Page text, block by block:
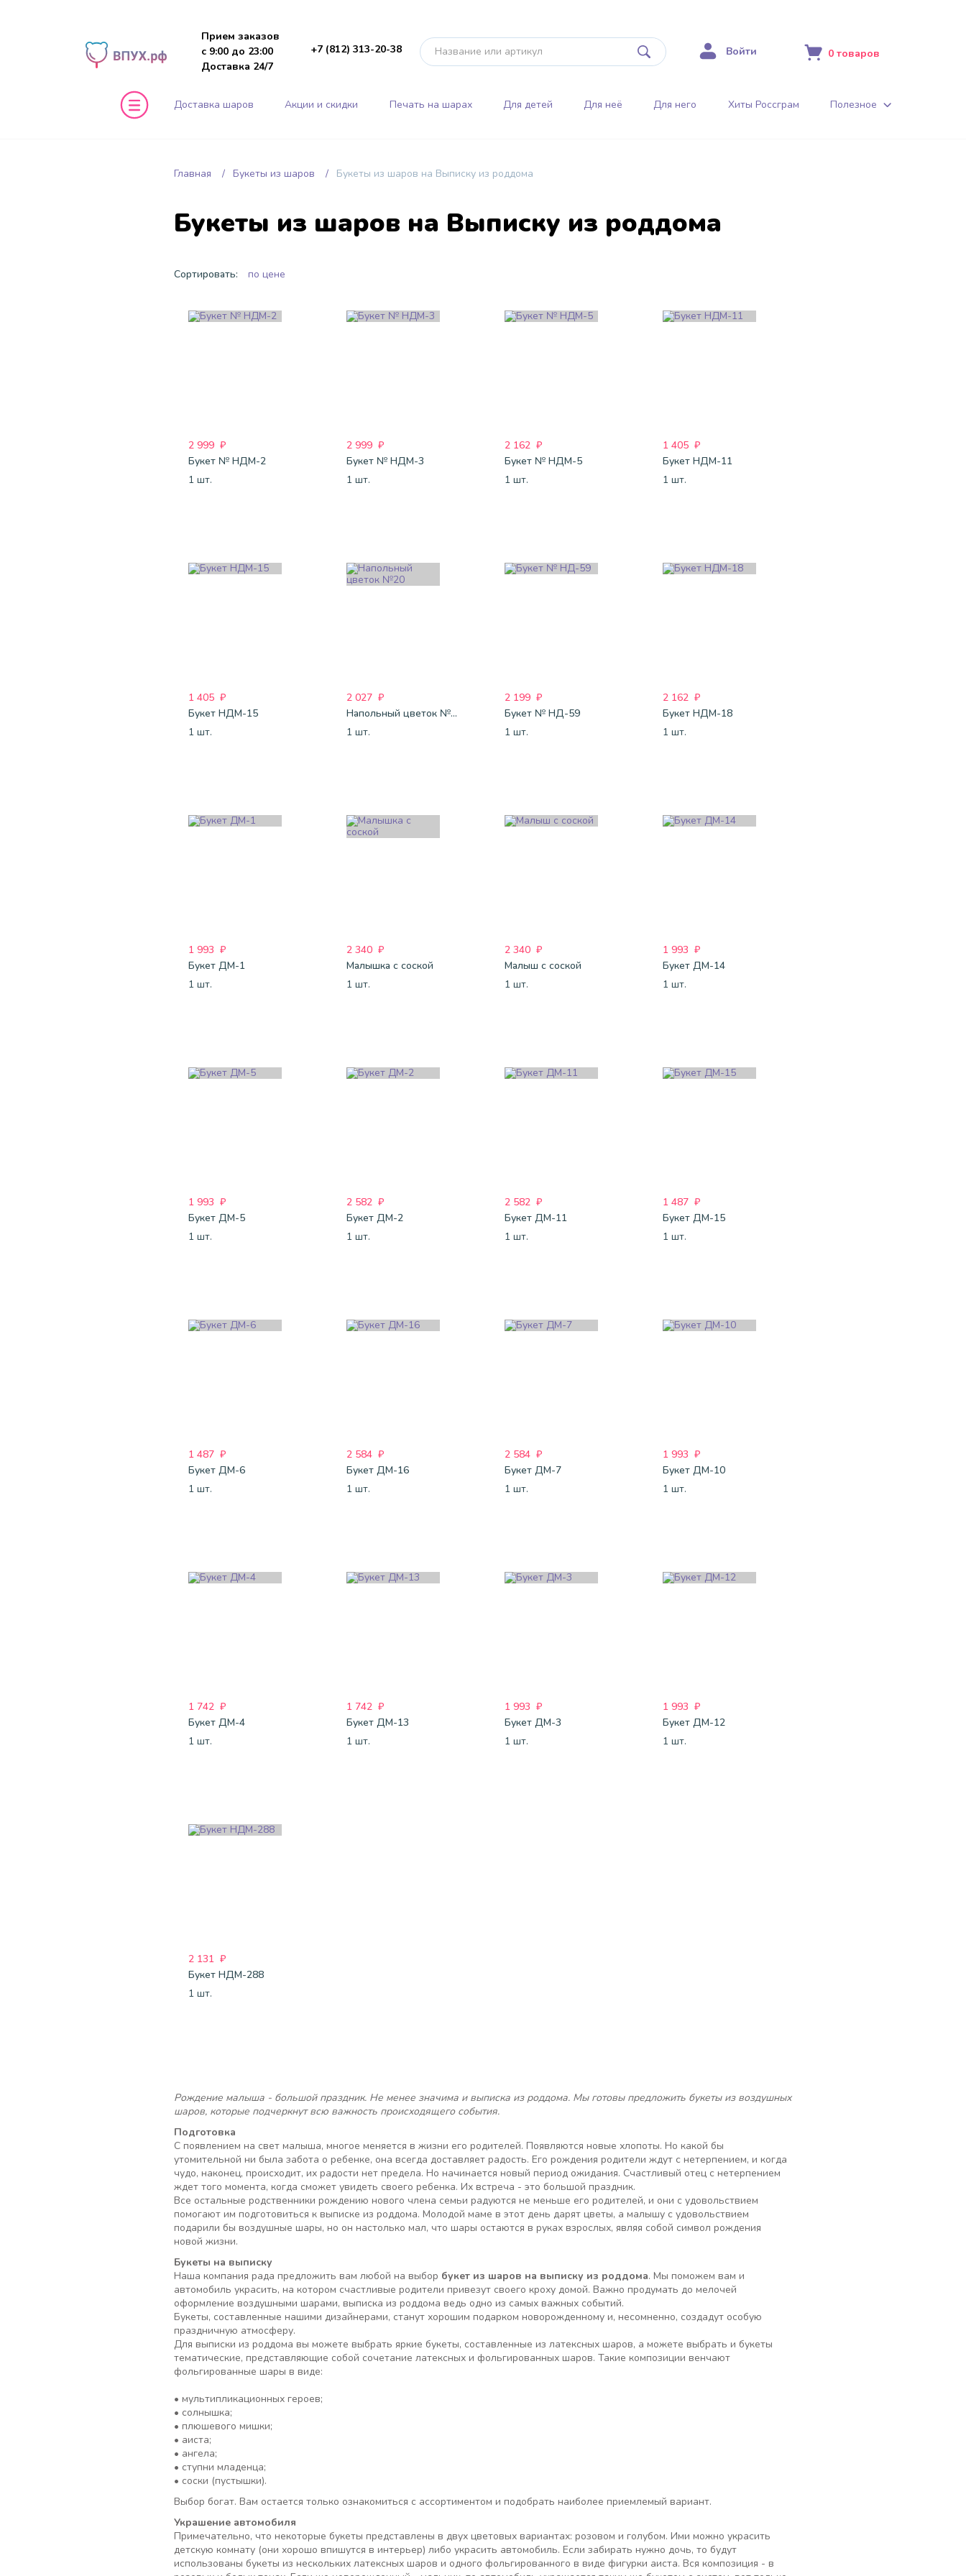
Прием заказов
с 9:00 до 23:00
Доставка 24/7
+7 (812) 313-20-38 Войти 0 товаров
Доставка шаров Акции и скидки Печать на шарах Для детей Для неё Для него Хиты Россграм Полезное
Главная Букеты из шаров Букеты из шаров на Выписку из роддома
Букеты из шаров на Выписку из роддома
Сортировать: по цене
2 999 ₽
Букет № НДМ-2
1 шт.
2 999 ₽
Букет № НДМ-3
1 шт.
2 162 ₽
Букет № НДМ-5
1 шт.
1 405 ₽
Букет НДМ-11
1 шт.
1 405 ₽
Букет НДМ-15
1 шт.
2 027 ₽
Напольный цветок №20
1 шт.
2 199 ₽
Букет № НД-59
1 шт.
2 162 ₽
Букет НДМ-18
1 шт.
1 993 ₽
Букет ДМ-1
1 шт.
2 340 ₽
Малышка с соской
1 шт.
2 340 ₽
Малыш с соской
1 шт.
1 993 ₽
Букет ДМ-14
1 шт.
1 993 ₽
Букет ДМ-5
1 шт.
2 582 ₽
Букет ДМ-2
1 шт.
2 582 ₽
Букет ДМ-11
1 шт.
1 487 ₽
Букет ДМ-15
1 шт.
1 487 ₽
Букет ДМ-6
1 шт.
2 584 ₽
Букет ДМ-16
1 шт.
2 584 ₽
Букет ДМ-7
1 шт.
1 993 ₽
Букет ДМ-10
1 шт.
1 742 ₽
Букет ДМ-4
1 шт.
1 742 ₽
Букет ДМ-13
1 шт.
1 993 ₽
Букет ДМ-3
1 шт.
1 993 ₽
Букет ДМ-12
1 шт.
2 131 ₽
Букет НДМ-288
1 шт.
Рождение малыша - большой праздник. Не менее значима и выписка из роддома. Мы готовы предложить букеты из воздушных
шаров, которые подчеркнут всю важность происходящего события.
Подготовка
С появлением на свет малыша, многое меняется в жизни его родителей. Появляются новые хлопоты. Но какой бы
утомительной ни была забота о ребенке, она всегда доставляет радость. Его рождения родители ждут с нетерпением, и когда
чудо, наконец, происходит, их радости нет предела. Но начинается новый период ожидания. Счастливый отец с нетерпением
ждет того момента, когда сможет увидеть своего ребенка. Их встреча - это большой праздник.
Все остальные родственники рождению нового члена семьи радуются не меньше его родителей, и они с удовольствием
помогают им подготовиться к выписке из роддома. Молодой маме в этот день дарят цветы, а малышу с удовольствием
подарили бы воздушные шары, но он настолько мал, что шары остаются в руках взрослых, являя собой символ рождения
новой жизни.
Букеты на выписку
Наша компания рада предложить вам любой на выбор букет из шаров на выписку из роддома. Мы поможем вам и
автомобиль украсить, на котором счастливые родители привезут своего кроху домой. Важно продумать до мелочей
оформление воздушными шарами, выписка из роддома ведь одно из самых важных событий.
Букеты, составленные нашими дизайнерами, станут хорошим подарком новорожденному и, несомненно, создадут особую
праздничную атмосферу.
Для выписки из роддома вы можете выбрать яркие букеты, составленные из латексных шаров, а можете выбрать и букеты
тематические, представляющие собой сочетание латексных и фольгированных шаров. Такие композиции венчают
фольгированные шары в виде:
• мультипликационных героев;
• солнышка;
• плюшевого мишки;
• аиста;
• ангела;
• ступни младенца;
• соски (пустышки).
Выбор богат. Вам остается только ознакомиться с ассортиментом и подобрать наиболее приемлемый вариант.
Украшение автомобиля
Примечательно, что некоторые букеты представлены в двух цветовых вариантах: розовом и голубом. Ими можно украсить
детскую комнату (они хорошо впишутся в интерьер) либо украсить автомобиль. Если забирать нужно дочь, то будут
использованы букеты из нескольких латексных шаров и одного фольгированного в виде фигурки аиста. Вся композиция - в